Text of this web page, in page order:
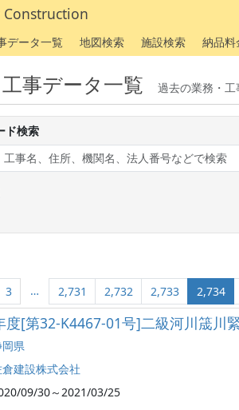
Construction
データ一覧
地図検索 施設検索 納品料
事データ一覧 過去の業務・
ド検索
3 … 2,731 2,732 2,733 2,734
度[第32-K4467-01号]二級河川筬川
県
倉建設株式会社
09/30～2021/03/25